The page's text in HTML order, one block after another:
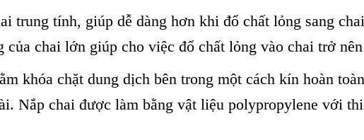
trung tính, giúp dễ dàng hơn khi đổ chất lỏng sang
chai lớn giúp cho việc đổ chất lỏng vào chai trở
khóa chặt dung dịch bên trong một cách kín hoàn
Nắp chai được làm bằng vật liệu polypropylene với